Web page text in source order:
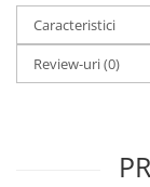
Caracteristici
Review-uri(0)